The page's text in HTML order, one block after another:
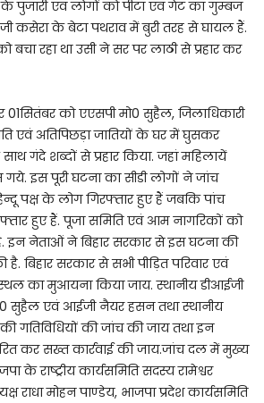
पुजारी एवं लोगों को पीटा एवं गेट का गुम्बज
जी कसेरा के बेटा पथराव में बुरी तरह से घायल हैं.
रहा था उसी ने सर पर लाठी से प्रहार कर
को एएसपी मो0 सुहैल, जिलाधिकारी
एवं अतिपिछड़ा जातियों के घर में घुसकर
गंदे शब्दों से प्रहार किया. जहां महिलायें
गये. इस पूरी घटना का सीडी लोगों ने जांच
पक्ष के लोग गिरफ्तार हुए हैं जबकि पांच
हुए हैं. पूजा समिति एवं आम नागरिकों को
इन नेताओं ने बिहार सरकार से इस घटना की
बिहार सरकार से सभी पीड़ित परिवार एवं
का मुआयना किया जाय. स्थानीय डीआईजी
सुहैल एवं आईजी नैयर हसन तथा स्थानीय
गतिविधियों की जांच की जाय तथा इन
कर सख्त कार्रवाई की जाय.जांच दल में मुख्य
के राष्ट्रीय कार्यसमिति सदस्य रामेश्वर
राधा मोहन पाण्डेय, भाजपा प्रदेश कार्यसमिति